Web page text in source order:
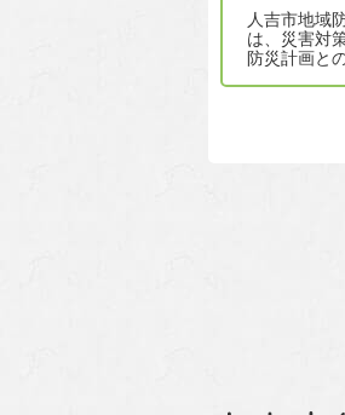
人吉市地域防
は、災害対
防災計画と
5…